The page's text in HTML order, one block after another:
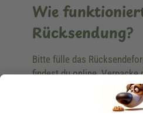
Wie
Rücksendung?
Bitte fülle das
findest du online. Verpacke
anschließend sicher und
Rücksendeetikett auf das
dir in deinem Kundenkonto